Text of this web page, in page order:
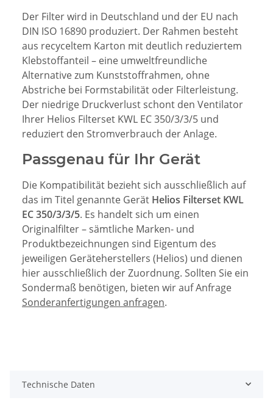
Der Filter wird in Deutschland und der EU nach
DIN ISO 16890 produziert. Der Rahmen besteht
aus recyceltem Karton mit deutlich reduziertem
Klebstoffanteil – eine umweltfreundliche
Alternative zum Kunststoffrahmen, ohne
Abstriche bei Formstabilität oder Filterleistung.
Der niedrige Druckverlust schont den Ventilator
Ihrer Helios Filterset KWL EC 350/3/3/5 und
reduziert den Stromverbrauch der Anlage.
Passgenau für Ihr Gerät
Die Kompatibilität bezieht sich ausschließlich auf
das im Titel genannte Gerät Helios Filterset KWL
EC 350/3/3/5. Es handelt sich um einen
Originalfilter – sämtliche Marken- und
Produktbezeichnungen sind Eigentum des
jeweiligen Geräteherstellers (Helios) und dienen
hier ausschließlich der Zuordnung. Sollten Sie ein
Sondermaß benötigen, bieten wir auf Anfrage
Sonderanfertigungen anfragen.
Technische Daten